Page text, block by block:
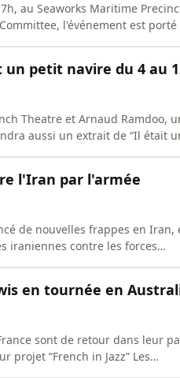
au Seaworks Maritime
l'événement est
petit navire du 4 au
Theatre et Arnaud Ramdoo,
aussi un extrait de “Il était
l'Iran par l'armée
de nouvelles frappes en Iran,
iraniennes contre les forces
en tournée en
sont de retour dans leur
“French in Jazz” Les